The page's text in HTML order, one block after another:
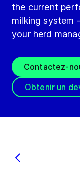
the current
milking system
your herd
Contactez-
Obtenir un